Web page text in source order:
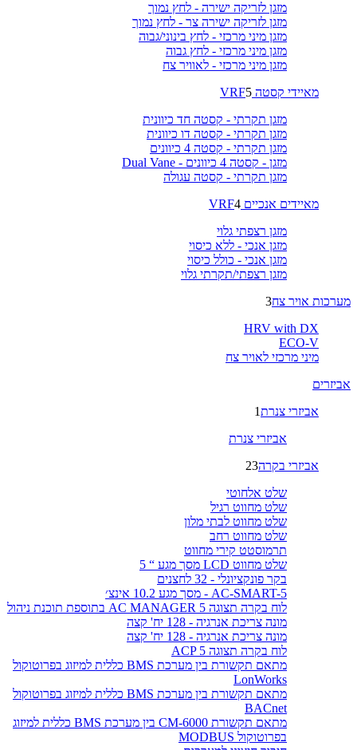
מזגן לזריקה ישירה - לחץ נמוך
מזגן לזריקה ישירה צר - לחץ נמוך
מזגן מיני מרכזי - לחץ בינוני/גבוה
מזגן מיני מרכזי - לחץ גבוה
מזגן מיני מרכזי - לאוויר צח
מאיידי קסטה VRF 5
מזגן תקרתי - קסטה חד כיוונית
מזגן תקרתי - קסטה דו כיוונית
מזגן תקרתי - קסטה 4 כיוונים
מזגן - קסטה 4 כיוונים - Dual Vane
מזגן תקרתי - קסטה עגולה
מאיידים אנכיים VRF 4
מזגן רצפתי גלוי
מזגן אנכי - ללא כיסוי
מזגן אנכי - כולל כיסוי
מזגן רצפתי/תקרתי גלוי
מערכות אויר צח3
HRV with DX
ECO-V
מיני מרכזי לאויר צח
אביזרים
אביזרי צנרת1
אביזרי צנרת
אביזרי בקרה23
שלט אלחוטי
שלט מחווט רגיל
שלט מחווט לבתי מלון
שלט מחווט רחב
תרמוסטט קירי מחווט
שלט מחווט LCD מסך מגע “ 5
בקר פונקציונלי - 32 לחצנים
AC-SMART-5 - מסך מגע 10.2 אינצ׳
לוח בקרה תצוגה AC MANAGER 5 בתוספת תוכנת ניהול
מונה צריכת אנרגיה - 128 יח' קצה
מונה צריכת אנרגיה - 128 יח' קצה
לוח בקרה תצוגה ACP 5
מתאם תקשורת בין מערכת BMS כללית למיזוג בפרוטוקול
LonWorks
מתאם תקשורת בין מערכת BMS כללית למיזוג בפרוטוקול
BACnet
מתאם תקשורת CM-6000 בין מערכת BMS כללית למיזוג
בפרוטוקול MODBUS